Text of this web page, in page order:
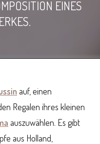
EINES
auf, einen
Regalen ihres kleinen
auszuwählen. Es gibt
aus Holland,